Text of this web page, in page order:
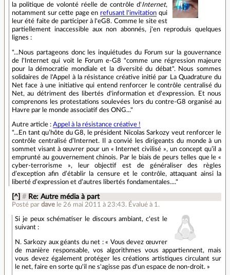
la politique de volonté réelle de contrôle d'Internet,
notamment sur cette page en refusant l'invitation qui
leur été faite de participer à l'eG8. Comme le site est
partiellement inaccessible aux non abonnés, j'en reproduis quelques
lignes :
"...Nous partageons donc les inquiétudes du Forum sur la gouvernance
de l'Internet qui voit le Forum e-G8 "comme une régression majeure
pour la démocratie mondiale et la diversité du débat". Nous sommes
solidaires de l'Appel à la résistance créative initié par La Quadrature du
Net face à une initiative qui entend renforcer le contrôle centralisé du
Net, au détriment des libertés d'information et d'expression. Et nous
comprenons les protestations soulevées lors du contre-G8 organisé au
Havre par le monde associatif des ONG..."
Autre article : Appel à la résistance créative !
"...En tant qu’hôte du G8, le président Nicolas Sarkozy veut renforcer le
contrôle centralisé d’Internet. Il a convié les dirigeants du monde à un
sommet visant à œuvrer pour un « Internet civilisé », un concept qu’il a
emprunté au gouvernement chinois. Par le biais de peurs telles que le «
cyber-terrorisme », leur objectif est de généraliser des règles
d’exception afin d’établir la censure et le contrôle, attaquant ainsi la
liberté d’expression et d’autres libertés fondamentales...."
[^] # Re: Autre média à part
Posté pardave le 26 mai 2011 à 23:43. Évalué à 1 .
Si je peux schématiser le discours ambiant, c'est le
suivant :
N. Sarkozy aux géants du net : « Vous devez œuvrer
de manière responsable, vos algorithmes vous appartiennent, mais
vous devez également protéger les créations artistiques circulant sur
le net, faire en sorte qu'il ne s'agisse pas d'un espace de non-droit. »